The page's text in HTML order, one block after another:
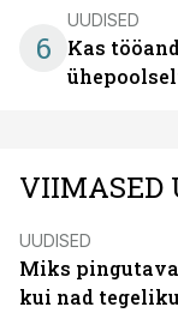
6
UUDISED
Kas
VIIMASED
UUDISED
Miks
kui nad